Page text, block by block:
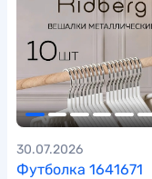
Футболка 1641671
30.07.2026